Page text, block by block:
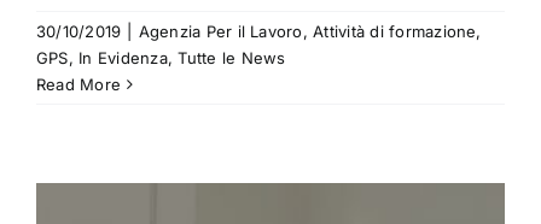
30/10/2019 Agenzia Per il Lavoro,Attività di formazione,
GPS, In Evidenza,Tutte le News
Read More